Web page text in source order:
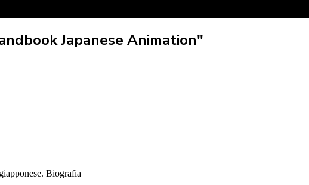
Japanese Animation"
Biografia